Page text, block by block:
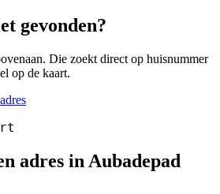
gevonden?
Die zoekt direct op huisnummer
op de kaart.
adres in Aubadepad